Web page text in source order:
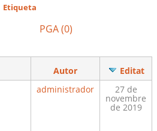
Etiqueta
PGA (0)
Autor Editat
administrador 27 de
novembre
de 2019